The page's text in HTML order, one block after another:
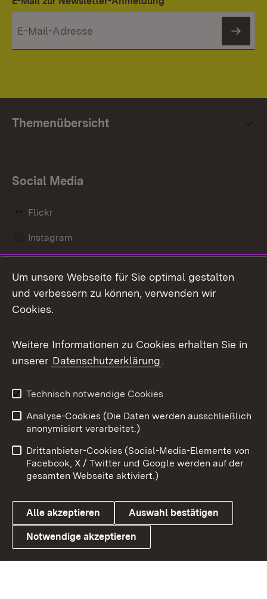
Themenübersicht
Social Media
Flickr
Instagram
Mastodon
Messenger
Social Wall
X / Twitter
Youtube
Link zum Landesportal
Benutzungshinweise
Barrierefreiheit
Datenschutz
Cookies
Um unsere Webseite für Sie optimal gestalten
und verbessern zu können, verwenden wir
Cookies.
Weitere Informationen zu Cookies erhalten Sie in
unserer Datenschutzerklärung.
Technisch notwendige Cookies
Analyse-Cookies (Die Daten werden ausschließlich
anonymisiert verarbeitet.)
Drittanbieter-Cookies (Social-Media-Elemente von
Facebook, X / Twitter und Google werden auf der
gesamten Webseite aktiviert.)
Alle akzeptieren Auswahl bestätigen
Notwendige akzeptieren